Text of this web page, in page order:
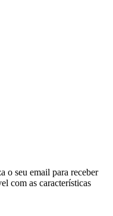
o seu email para receber
com as características